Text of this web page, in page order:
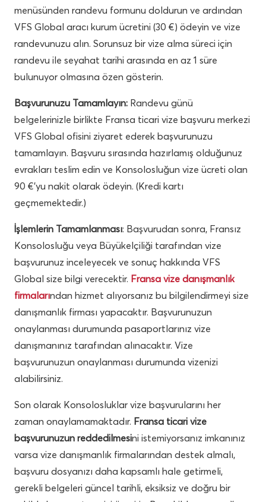
menüsünden randevu formunu doldurun ve ardından
VFS Global aracı kurum ücretini (30 €) ödeyin ve vize
randevunuzu alın. Sorunsuz bir vize alma süreci için
randevu ile seyahat tarihi arasında en az 1 süre
bulunuyor olmasına özen gösterin.
Başvurunuzu Tamamlayın: Randevu günü
belgelerinizle birlikte Fransa ticari vize başvuru merkezi
VFS Global ofisini ziyaret ederek başvurunuzu
tamamlayın. Başvuru sırasında hazırlamış olduğunuz
evrakları teslim edin ve Konsolosluğun vize ücreti olan
90 €’yu nakit olarak ödeyin. (Kredi kartı
geçmemektedir.)
İşlemlerin Tamamlanması: Başvurudan sonra, Fransız
Konsolosluğu veya Büyükelçiliği tarafından vize
başvurunuz inceleyecek ve sonuç hakkında VFS
Global size bilgi verecektir. Fransa vize danışmanlık
firmalarından hizmet alıyorsanız bu bilgilendirmeyi size
danışmanlık firması yapacaktır. Başvurunuzun
onaylanması durumunda pasaportlarınız vize
danışmanınız tarafından alınacaktır. Vize
başvurunuzun onaylanması durumunda vizenizi
alabilirsiniz.
Son olarak Konsolosluklar vize başvurularını her
zaman onaylamamaktadır. Fransa ticari vize
başvurunuzun reddedilmesini istemiyorsanız imkanınız
varsa vize danışmanlık firmalarından destek almalı,
başvuru dosyanızı daha kapsamlı hale getirmeli,
gerekli belgeleri güncel tarihli, eksiksiz ve doğru bir